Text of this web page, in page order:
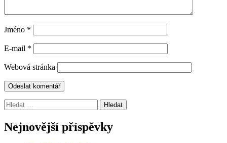
Jméno *
E-mail *
Webová stránka
Vyhledávání
Nejnovější příspěvky